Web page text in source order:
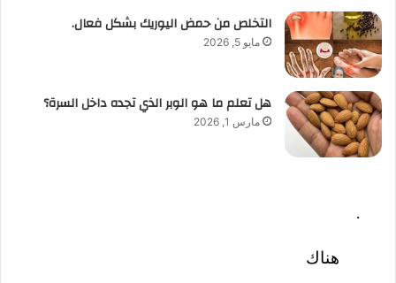
التخلص من حمض اليوريك بشكل فعال.
مايو 5, 2026
هل تعلم ما هو الوبر الذي تجده داخل السرة؟
مارس 1, 2026
·
هناك